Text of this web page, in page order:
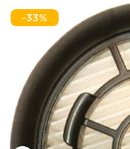
-33%